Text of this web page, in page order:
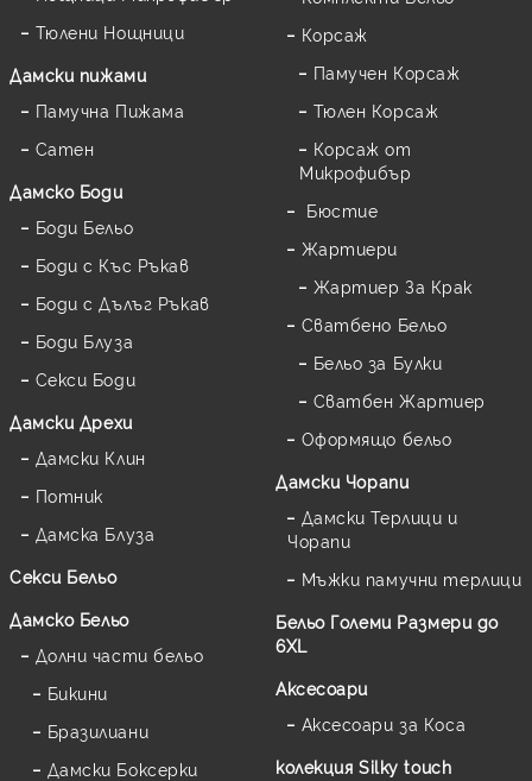
Тюлени Нощници
Дамски пижами
Памучна Пижама
Сатен
Дамскo Боди
Боди Бельо
Боди с Къс Ръкав
Боди с Дълъг Ръкав
Боди Блуза
Секси Боди
Дамски Дрехи
Дамски Клин
Потник
Дамска Блуза
Секси Бельо
Дамско Бельо
Долни части бельо
Бикини
Бразилиани
Дамски Боксерки
Корсаж
Памучен Корсаж
Тюлен Корсаж
Корсаж от
Микрофибър
Бюстие
Жартиери
Жартиер За Крак
Сватбено Бельо
Бельо за Булки
Сватбен Жартиер
Оформящо бельо
Дамски Чорапи
Дамски Терлици и
Чорапи
Мъжки памучни терлици
Бельо Големи Размери до
6XL
Аксесоари
Аксесоари за Коса
колекция Silky touch